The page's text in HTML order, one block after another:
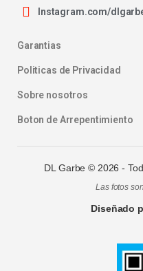
Instagram.com/
Garantias
Politicas de Privacidad
Sobre nosotros
Boton de Arrepentimiento
DL Garbe © 2026 -
Las fotos
Diseñado